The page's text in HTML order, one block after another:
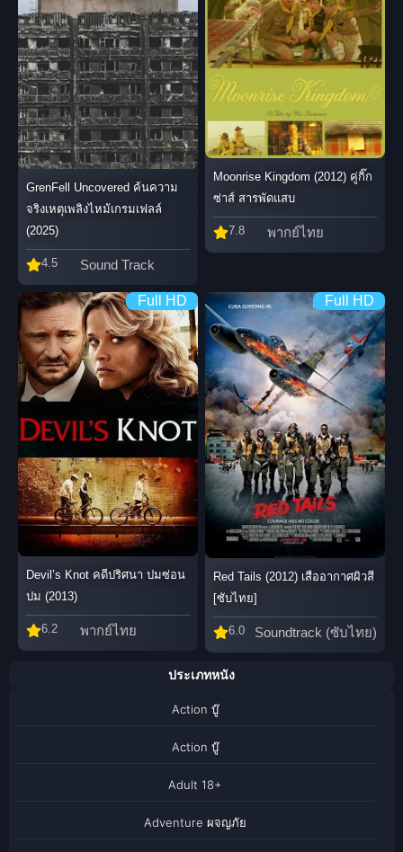
GrenFell Uncovered ค้นความ
จริงเหตุเพลิงไหม้เกรมเฟลล์
(2025)
4.5 Sound Track
Moonrise Kingdom (2012) คู่กิ๊ก
ซ่าส์ สารพัดแสบ
7.8 พากย์ไทย
Full HD
Devil’s Knot คดีปริศนา ปมซ่อน
ปม (2013)
6.2 พากย์ไทย
Full HD
Red Tails (2012) เสืออากาศผิวสี
[ซับไทย]
6.0 Soundtrack (ซับไทย)
ประเภทหนัง
Action บู๊
Action บู๊
Adult 18+
Adventure ผจญภัย